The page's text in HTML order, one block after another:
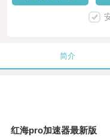
简介
红海pro加速器最新版